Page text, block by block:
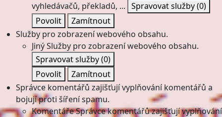
vyhledávačů, překladů, ... Spravovat služby(0)
Povolit
Zamítnout
Služby pro zobrazení webového obsahu.
JinýSlužby pro zobrazení webového obsahu.
Spravovat služby(0)
Povolit
Zamítnout
Správce komentářů zajišťují vyplňování komentářů a
bojují proti šíření spamu.
KomentářeSprávce komentářů zajišťují vyplňování